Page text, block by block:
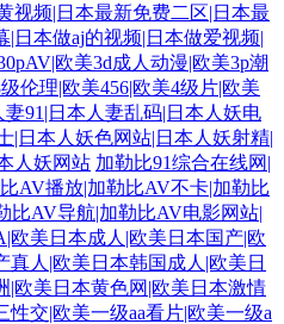
视频|日本最新免费二区|日本最
日本做aj的视频|日本做爱视频|
欧美3d成人动漫|欧美3p潮
伦理|欧美456|欧美4级片|欧美
妻91|日本人妻乱码|日本人妖电
|日本人妖色网站|日本人妖射精|
人妖网站 加勒比91综合在线网|
AV播放|加勒比AV不卡|加勒比
比AV导航|加勒比AV电影网站|
欧美日本成人|欧美日本国产|欧
人|欧美日本韩国成人|欧美日
|欧美日本黄色网|欧美日本激情
交|欧美一级aa看片|欧美一级a